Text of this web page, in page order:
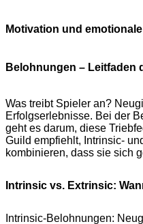
Motivation und
Belohnungen – Leitfaden
Was treibt Spieler an?
Erfolgserlebnisse. Bei der
geht es darum, diese
Guild empfiehlt, Intrinsic-
kombinieren, dass sie sich
Intrinsic vs. Extrinsic:
Intrinsic-Belohnungen: